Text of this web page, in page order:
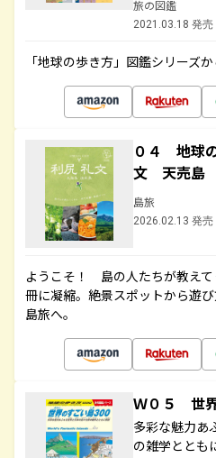
旅の図鑑
2021.03.18 発売
「地球の歩き方」図鑑シリーズ
０４ 地球
文 天売島
島旅
2026.02.13 発売
ようこそ！ 島の人たちが教えて
冊に凝縮。絶景スポットから遊
島旅へ。
Ｗ０５ 世
多彩な魅力あ
の雑学ととも